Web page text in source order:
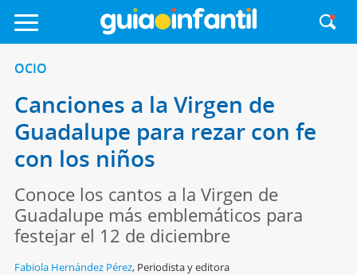
OCIO
Canciones a la Virgen de
Guadalupe para rezar con fe
con los niños
Conoce los cantos a la Virgen de
Guadalupe más emblemáticos para
festejar el 12 de diciembre
Fabiola Hernández Pérez, Periodista y editora